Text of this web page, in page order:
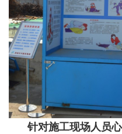
针对施工现场人员